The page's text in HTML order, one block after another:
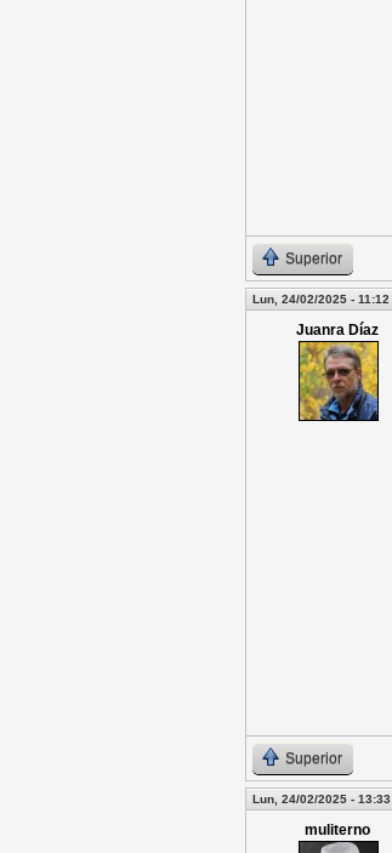
Superior
Lun, 24/02/2025 - 11:12
Juanra Díaz
Superior
Lun, 24/02/2025 - 13:33
muliterno